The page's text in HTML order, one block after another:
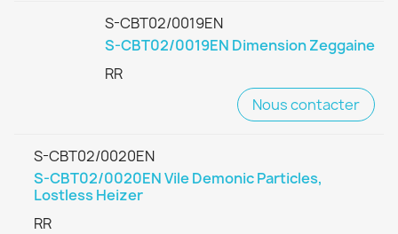
S-CBT02/0019EN
S-CBT02/0019EN Dimension Zeggaine
RR
Nous contacter
S-CBT02/0020EN
S-CBT02/0020EN Vile Demonic Particles,
Lostless Heizer
RR